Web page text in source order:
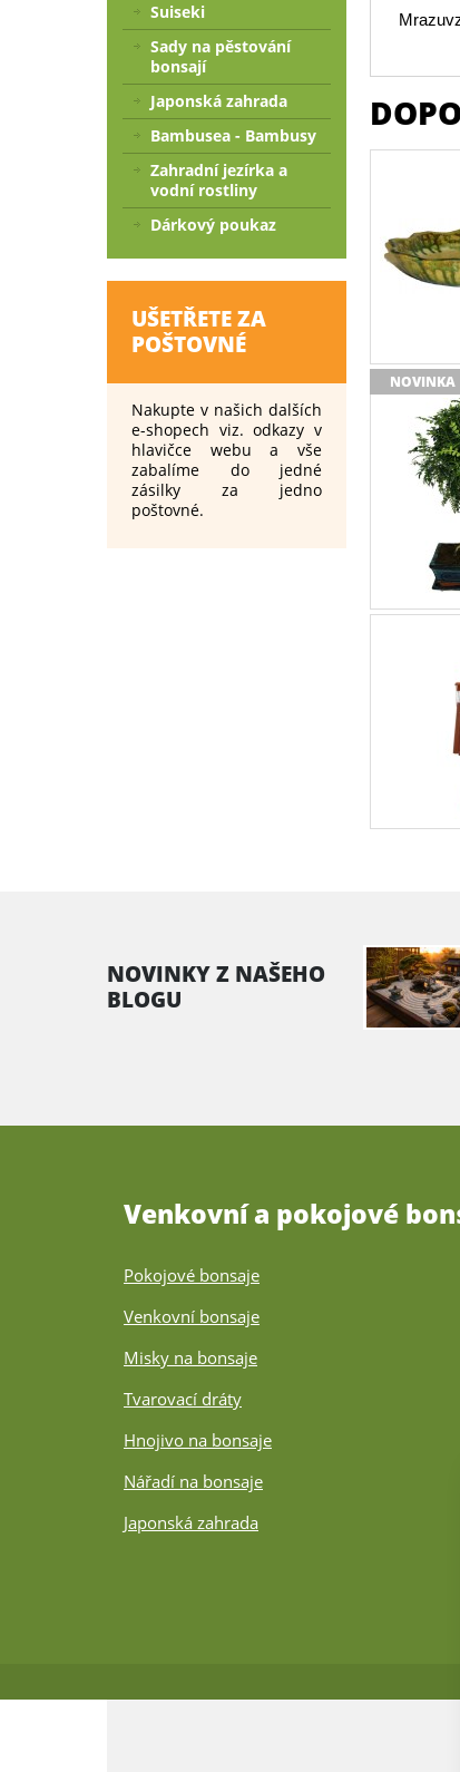
NOVINKA
Suiseki
Sady na pěstování
bonsají
Japonská zahrada
Bambusea - Bambusy
Zahradní jezírka a
vodní rostliny
Dárkový poukaz
UŠETŘETE ZA
POŠTOVNÉ
Nakupte v našich dalších
e-shopech viz. odkazy v
hlavičce webu a vše
zabalíme do jedné
zásilky za jedno
poštovné.
NOVINKY Z NAŠEHO
BLOGU
Venkovní a pokojové
Pokojové bonsaje
Venkovní bonsaje
Misky na bonsaje
Tvarovací dráty
Hnojivo na bonsaje
Nářadí na bonsaje
Japonská zahrada